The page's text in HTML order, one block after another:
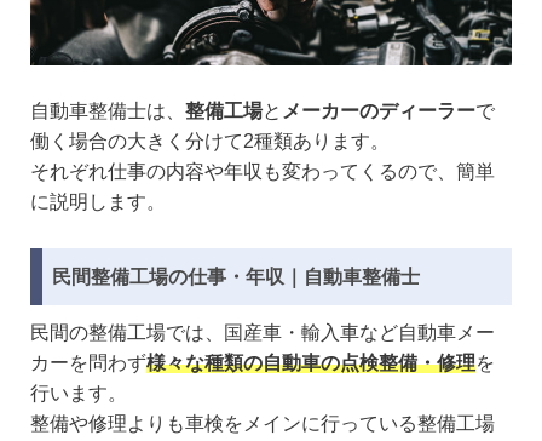
自動車整備士は、 整備工場と メーカーのディーラーで
働く場合の大きく分けて2種類あります。
それぞれ仕事の内容や年収も変わってくるので、簡単
に説明します。
民間整備工場の仕事・年収｜自動車整備士
民間の整備工場では、国産車・輸入車など自動車メー
カーを問わず様々な種類の自動車の点検整備・修理を
行います。
整備や修理よりも車検をメインに行っている整備工場